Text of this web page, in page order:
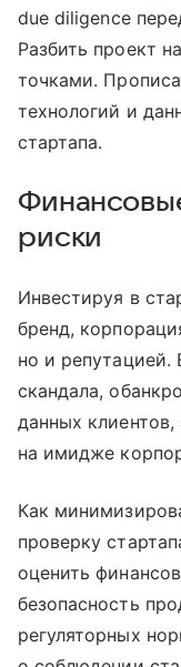
due diligence
Разбить проект
точками.
технологий и
стартапа.
риски
Инвестируя в
бренд,
но и репутацией.
скандала,
данных клиентов,
на имидже
Как
проверку
оценить
безопасность
регуляторных